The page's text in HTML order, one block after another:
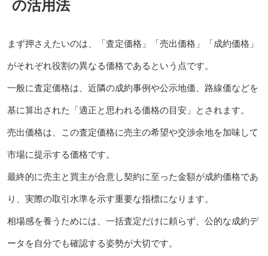
の活用法
まず押さえたいのは、「査定価格」「売出価格」「成約価格」
がそれぞれ役割の異なる価格であるという点です。
一般に査定価格は、近隣の成約事例や公示地価、路線価などを
基に算出された「適正と思われる価格の目安」とされます。
売出価格は、この査定価格に売主の希望や交渉余地を加味して
市場に提示する価格です。
最終的に売主と買主が合意し契約に至った金額が成約価格であ
り、実際の取引水準を示す重要な指標になります。
相場感を養うためには、一括査定だけに頼らず、公的な成約デ
ータを自分でも確認する姿勢が大切です。